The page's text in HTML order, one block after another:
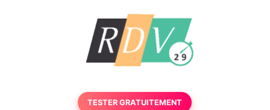
TESTER GRATUITEMENT